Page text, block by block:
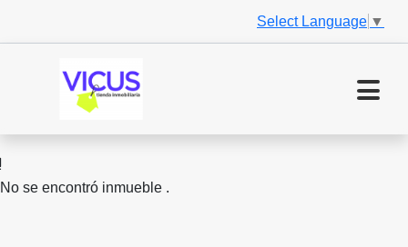
Select Language ▼
No se encontró inmueble .